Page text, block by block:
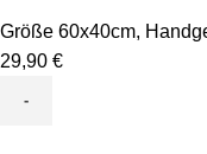
Größe 60x40cm,
29,90 €